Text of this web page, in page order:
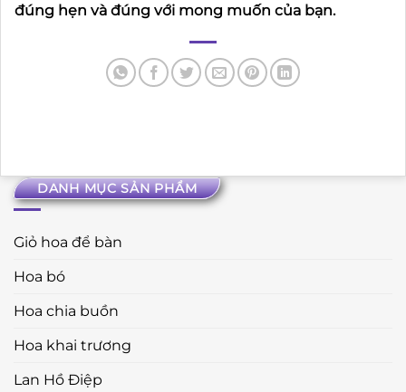
DANH MỤC SẢN PHẨM
Giỏ hoa để bàn
Hoa bó
Hoa chia buồn
Hoa khai trương
Lan Hồ Điệp
đúng hẹn và đúng với mong muốn của bạn.